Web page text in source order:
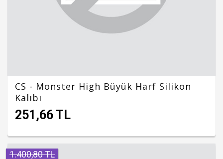
CS - Monster High Büyük Harf Silikon
Kalıbı
251,66 TL
1.400,80 TL